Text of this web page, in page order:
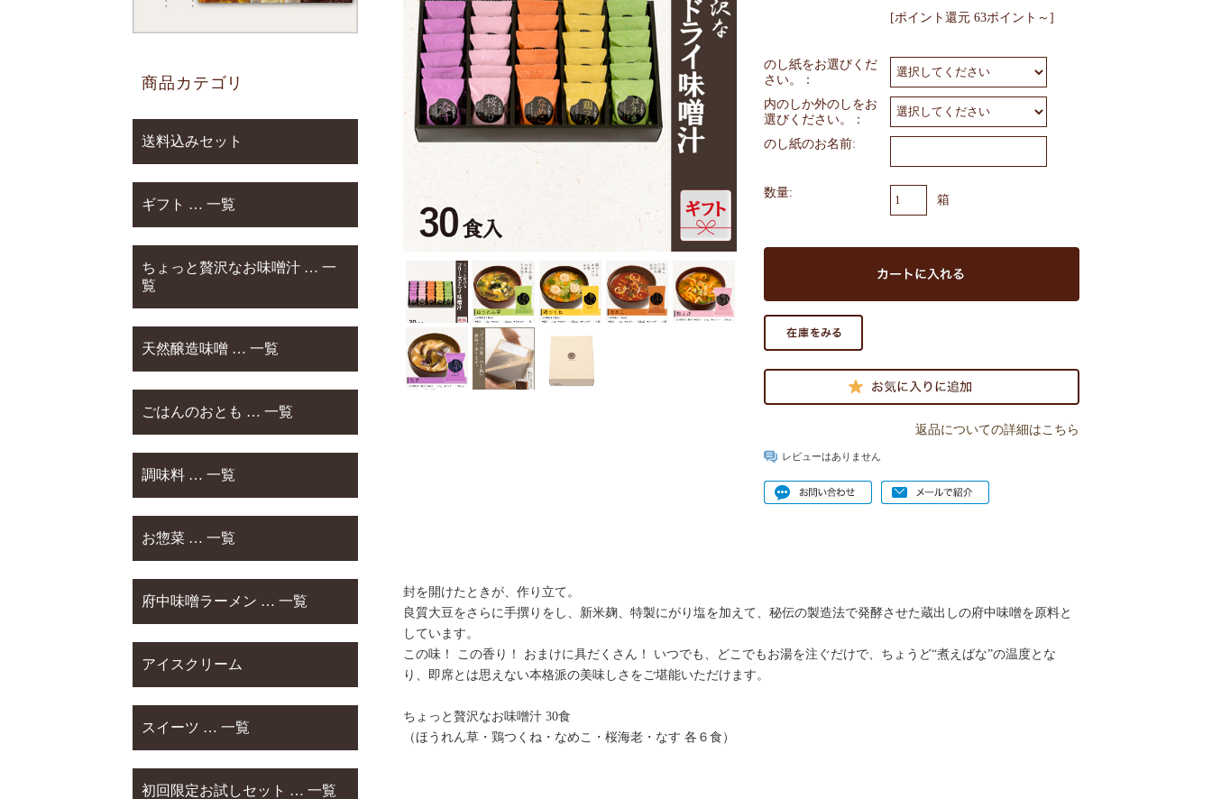
[ポイント還元 63ポイント～]
のし紙をお選びくだ
さい。：
内のしか外のしをお
選びください。：
のし紙のお名前:
数量:
箱
返品についての詳細はこちら
レビューはありません
封を開けたときが、作り立て。
良質大豆をさらに手撰りをし、新米麹、特製にがり塩を加えて、秘伝の製造法で発酵させた蔵出しの府中味噌を原料と
しています。
この味！ この香り！ おまけに具だくさん！ いつでも、どこでもお湯を注ぐだけで、ちょうど“煮えばな”の温度とな
り、即席とは思えない本格派の美味しさをご堪能いただけます。
ちょっと贅沢なお味噌汁 30食
（ほうれん草・鶏つくね・なめこ・桜海老・なす 各６食）
商品カテゴリ
送料込みセット
ギフト … 一覧
ちょっと贅沢なお味噌汁 … 一
覧
天然醸造味噌 … 一覧
ごはんのおとも … 一覧
調味料 … 一覧
お惣菜 … 一覧
府中味噌ラーメン … 一覧
アイスクリーム
スイーツ … 一覧
初回限定お試しセット … 一覧